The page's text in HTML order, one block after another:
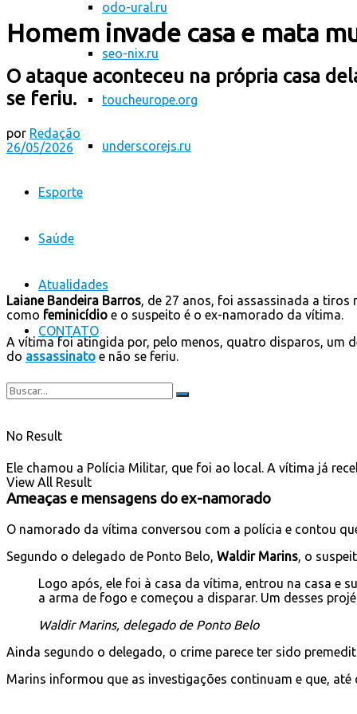
odo-ural.ru
seo-nix.ru
toucheurope.org
underscorejs.ru
Esporte
Saúde
Atualidades
CONTATO
No Result
View All Result
Homem invade casa e mata
O ataque aconteceu na própria casa
se feriu.
por Redação
26/05/2026
Laiane Bandeira Barros, de 27 anos, foi assassinada a
como feminicídio e o suspeito é o ex-namorado da vítima.
A vítima foi atingida por, pelo menos, quatro disparos, um
do assassinato e não se feriu.
Ele chamou a Polícia Militar, que foi ao local. A vítima já
Ameaças e mensagens do ex-namorado
O namorado da vítima conversou com a polícia e contou
Segundo o delegado de Ponto Belo, Waldir Marins, o
Logo após, ele foi à casa da vítima, entrou na casa e
a arma de fogo e começou a disparar. Um desses
Waldir Marins, delegado de Ponto Belo
Ainda segundo o delegado, o crime parece ter sido
Marins informou que as investigações continuam e que,